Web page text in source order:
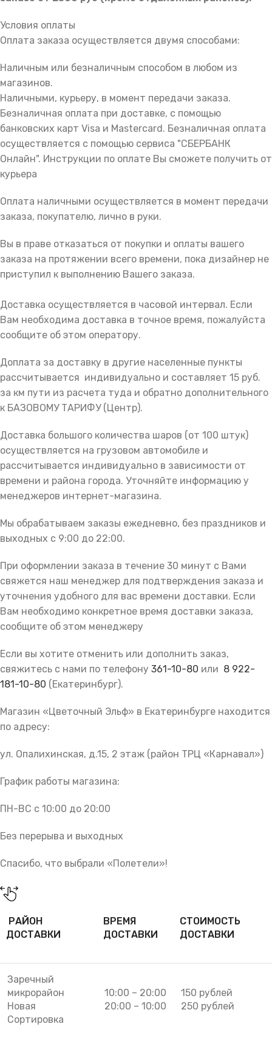
Условия оплаты
Оплата заказа осуществляется двумя способами:
Наличным или безналичным способом в любом из
магазинов.
Наличными, курьеру, в момент передачи заказа.
Безналичная оплата при доставке, с помощью
банковских карт Visa и Mastercard. Безналичная оплата
осуществляется с помощью сервиса "СБЕРБАНК
Онлайн". Инструкции по оплате Вы сможете получить от
курьера
Оплата наличными осуществляется в момент передачи
заказа, покупателю, лично в руки.
Вы в праве отказаться от покупки и оплаты вашего
заказа на протяжении всего времени, пока дизайнер не
приступил к выполнению Вашего заказа.
Доставка осуществляется в часовой интервал. Если
Вам необходима доставка в точное время, пожалуйста
сообщите об этом оператору.
Доплата за доставку в другие населенные пункты
рассчитывается индивидуально и составляет 15 руб.
за км пути из расчета туда и обратно дополнительного
к БАЗОВОМУ ТАРИФУ (Центр).
Доставка большого количества шаров (от 100 штук)
осуществляется на грузовом автомобиле и
рассчитывается индивидуально в зависимости от
времени и района города. Уточняйте информацию у
менеджеров интернет-магазина.
Мы обрабатываем заказы ежедневно, без праздников и
выходных с 9:00 до 22:00.
При оформлении заказа в течение 30 минут с Вами
свяжется наш менеджер для подтверждения заказа и
уточнения удобного для вас времени доставки. Если
Вам необходимо конкретное время доставки заказа,
сообщите об этом менеджеру
Если вы хотите отменить или дополнить заказ,
свяжитесь с нами по телефону 361-10-80 или 8 922-
181-10-80 (Екатеринбург).
Магазин «Цветочный Эльф» в Екатеринбурге находится
по адресу:
ул. Опалихинская, д.15, 2 этаж (район ТРЦ «Карнавал»)
График работы магазина:
ПН-ВС с 10:00 до 20:00
Без перерыва и выходных
Спасибо, что выбрали «Полетели»!
РАЙОН
ДОСТАВКИ
ВРЕМЯ
ДОСТАВКИ
СТОИМОСТЬ
ДОСТАВКИ
Заречный
микрорайон
Новая
Сортировка
10:00 – 20:00
20:00 – 10:00
150 рублей
250 рублей